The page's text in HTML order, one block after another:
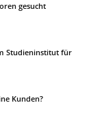
gesucht
Studieninstitut für
Kunden?